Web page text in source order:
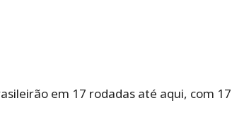
em 17 rodadas até aqui, com 17